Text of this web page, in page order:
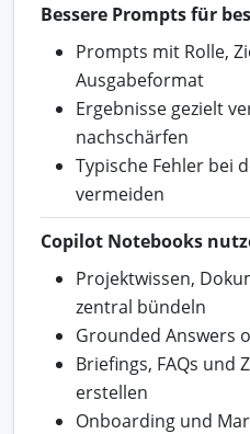
Bessere Prompts für
Prompts mit Rolle,
Ausgabeformat
Ergebnisse gezielt
nachschärfen
Typische Fehler bei
vermeiden
Copilot Notebooks
Projektwissen,
zentral bündeln
Grounded Answers
Briefings, FAQs und
erstellen
Onboarding und